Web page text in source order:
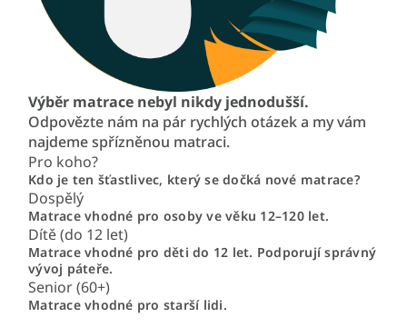
Výběr matrace nebyl nikdy jednodušší.
Odpovězte nám na pár rychlých otázek a my vám
najdeme spřízněnou matraci.
Pro koho?
Kdo je ten šťastlivec, který se dočká nové matrace?
Dospělý
Matrace vhodné pro osoby ve věku 12–120 let.
Dítě (do 12 let)
Matrace vhodné pro děti do 12 let. Podporují správný
vývoj páteře.
Senior (60+)
Matrace vhodné pro starší lidi.